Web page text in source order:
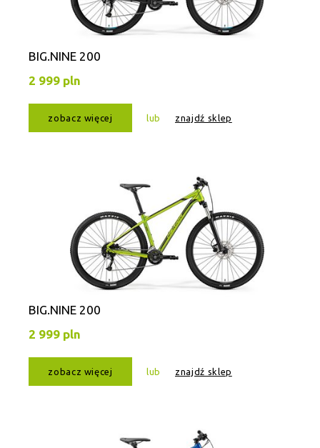
BIG.NINE 200
2 999 pln
zobacz więcej lub znajdź sklep
BIG.NINE 200
2 999 pln
zobacz więcej lub znajdź sklep